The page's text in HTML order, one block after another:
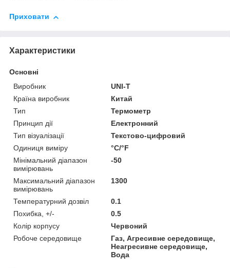
Приховати
Характеристики
Основні
Виробник
UNI-T
Країна виробник
Китай
Тип
Термометр
Принцип дії
Електронний
Тип візуалізації
Текстово-цифровий
Одиниця виміру
°С/°F
Мінімальний діапазон
вимірювань
-50
Максимальний діапазон
вимірювань
1300
Температурний дозвіл
0.1
Похибка, +/-
0.5
Колір корпусу
Червоний
Робоче середовище
Газ, Агресивне середовище,
Неагресивне середовище,
Вода